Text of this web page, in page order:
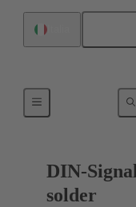
Collegamento
DIN-
solder